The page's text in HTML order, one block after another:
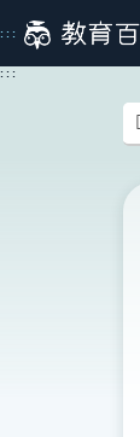
到
主
:::
:::